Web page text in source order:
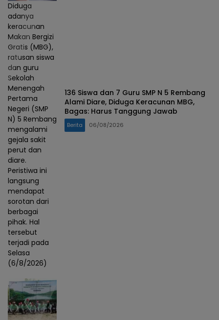
Diduga
adanya
keracunan
Makan Bergizi
Gratis (MBG),
ratusan siswa
dan guru
Sekolah
Menengah
Pertama
Negeri (SMP
N) 5 Rembang
mengalami
gejala sakit
perut dan
diare.
Peristiwa ini
langsung
mendapat
sorotan dari
berbagai
pihak. Hal
tersebut
terjadi pada
Selasa
(6/8/2026)
136 Siswa dan 7 Guru SMP N 5 Rembang
Alami Diare, Diduga Keracunan MBG,
Bagas: Harus Tanggung Jawab
Berita 06/08/2026